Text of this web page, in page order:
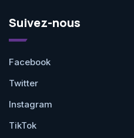
Suivez-nous
Facebook
Twitter
Instagram
TikTok